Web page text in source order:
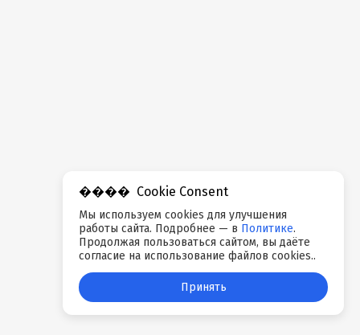
Cookie Consent
Мы используем cookies для улучшения
работы сайта. Подробнее — в Политике.
Продолжая пользоваться сайтом, вы даёте
согласие на использование файлов cookies..
Принять